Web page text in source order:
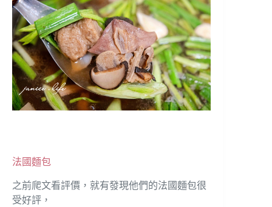
法國麵包
之前爬文看評價，就有發現他們的法國麵包很
受好評，